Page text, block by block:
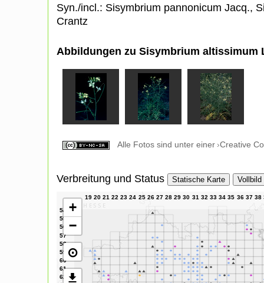
Syn./incl.: Sisymbrium pannonicum Jacq.,
Crantz
Abbildungen zu Sisymbrium altissimum
Alle Fotos sind unter einer Creative
Verbreitung und Status Statische Karte Vollbild
+
−
⊙